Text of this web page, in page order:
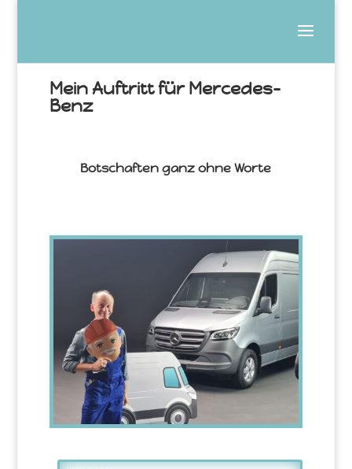
Mein Auftritt für Mercedes-
Benz
Botschaften ganz ohne Worte